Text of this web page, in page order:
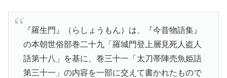
『羅生門』（らしょうもん）は、『今昔物語集』
の本朝世俗部巻二十九「羅城門登上層見死人盗人
語第十八」を基に、巻三十一「太刀帯陣売魚姫語
第三十一」の内容を一部に交えて書かれたもので